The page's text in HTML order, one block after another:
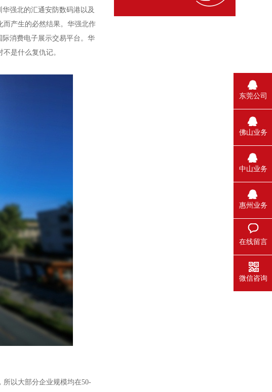
强北的汇通安防数码港以及
而产生的必然结果。华强北作
消费电子展示交易平台。华
是什么复仇记。
以大部分企业规模均在50-
东莞公司
佛山业务
中山业务
惠州业务
在线留言
微信咨询